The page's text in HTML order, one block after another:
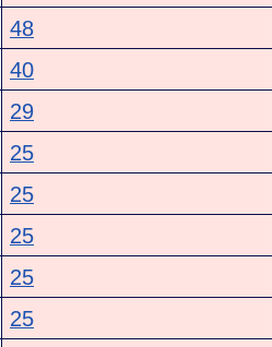
48
40
29
25
25
25
25
25